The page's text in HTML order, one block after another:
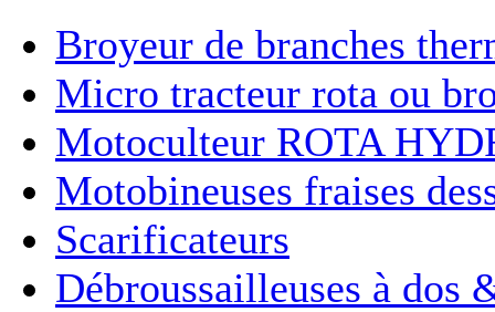
Broyeur de branches
Micro tracteur rota ou
Motoculteur ROTA
Motobineuses fraises
Scarificateurs
Débroussailleuses à dos